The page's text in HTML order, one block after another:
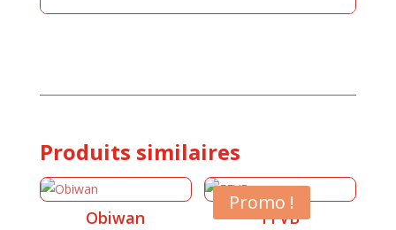
Produits similaires
Obiwan
Promo !
FFVB